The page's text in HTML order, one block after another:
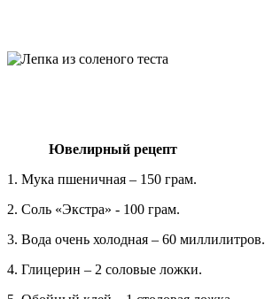
Ювелирный рецепт
1. Мука пшеничная – 150 грам.
2. Соль «Экстра» - 100 грам.
3. Вода очень холодная – 60 миллилитров.
4. Глицерин – 2 соловые ложки.